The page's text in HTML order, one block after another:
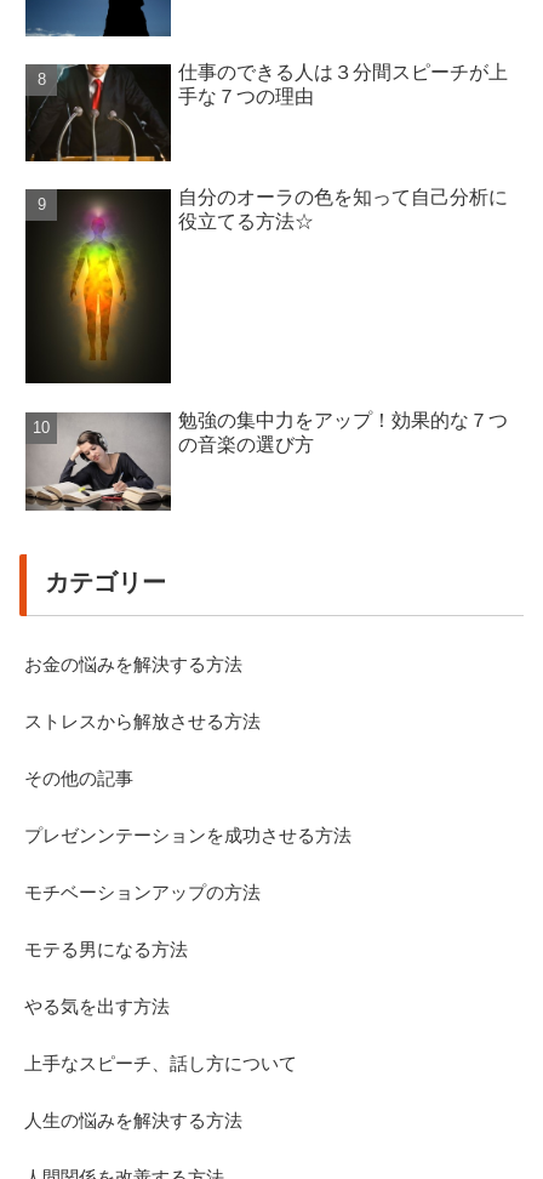
仕事のできる人は３分間スピーチが上
手な７つの理由
自分のオーラの色を知って自己分析に
役立てる方法☆
勉強の集中力をアップ！効果的な７つ
の音楽の選び方
カテゴリー
お金の悩みを解決する方法
ストレスから解放させる方法
その他の記事
プレゼンンテーションを成功させる方法
モチベーションアップの方法
モテる男になる方法
やる気を出す方法
上手なスピーチ、話し方について
人生の悩みを解決する方法